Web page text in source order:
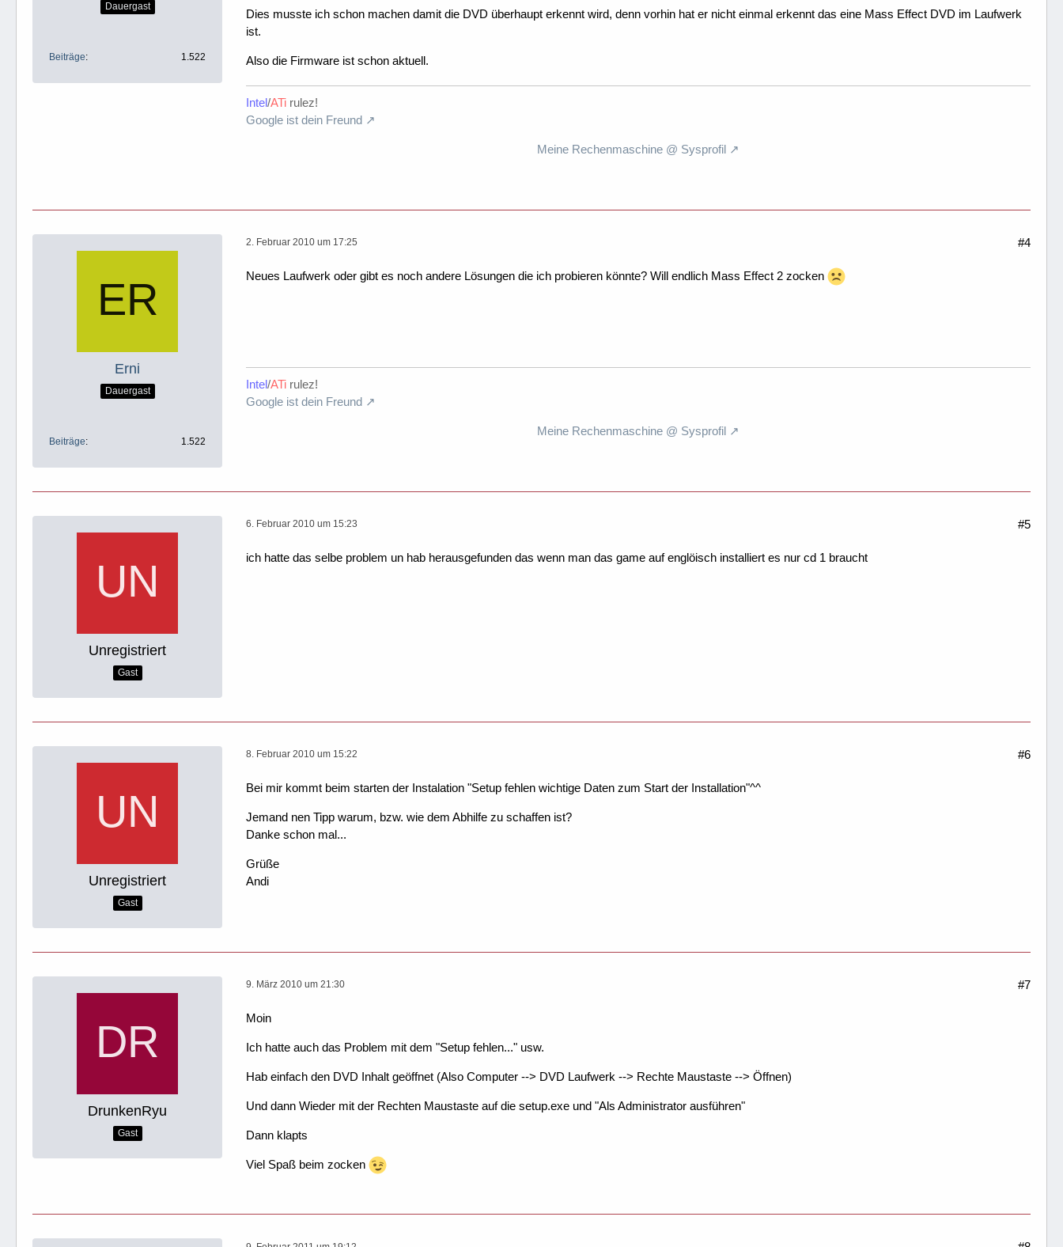
Dauergast
Beiträge 1.522
Dies musste ich schon machen damit die DVD überhaupt erkennt wird, denn vorhin hat er nicht einmal erkennt das eine Mass Effect DVD im Laufwerk
ist.
Also die Firmware ist schon aktuell.
Intel/ATi rulez!
Google ist dein Freund
Meine Rechenmaschine @ Sysprofil
Erni
Dauergast
Beiträge 1.522
2. Februar 2010 um 17:25 #4
Neues Laufwerk oder gibt es noch andere Lösungen die ich probieren könnte? Will endlich Mass Effect 2 zocken
Intel/ATi rulez!
Google ist dein Freund
Meine Rechenmaschine @ Sysprofil
Unregistriert
Gast
6. Februar 2010 um 15:23 #5
ich hatte das selbe problem un hab herausgefunden das wenn man das game auf englöisch installiert es nur cd 1 braucht
Unregistriert
Gast
8. Februar 2010 um 15:22 #6
Bei mir kommt beim starten der Instalation "Setup fehlen wichtige Daten zum Start der Installation"^^
Jemand nen Tipp warum, bzw. wie dem Abhilfe zu schaffen ist?
Danke schon mal...
Grüße
Andi
DrunkenRyu
Gast
9. März 2010 um 21:30 #7
Moin
Ich hatte auch das Problem mit dem "Setup fehlen..." usw.
Hab einfach den DVD Inhalt geöffnet (Also Computer --> DVD Laufwerk --> Rechte Maustaste --> Öffnen)
Und dann Wieder mit der Rechten Maustaste auf die setup.exe und "Als Administrator ausführen"
Dann klapts
Viel Spaß beim zocken